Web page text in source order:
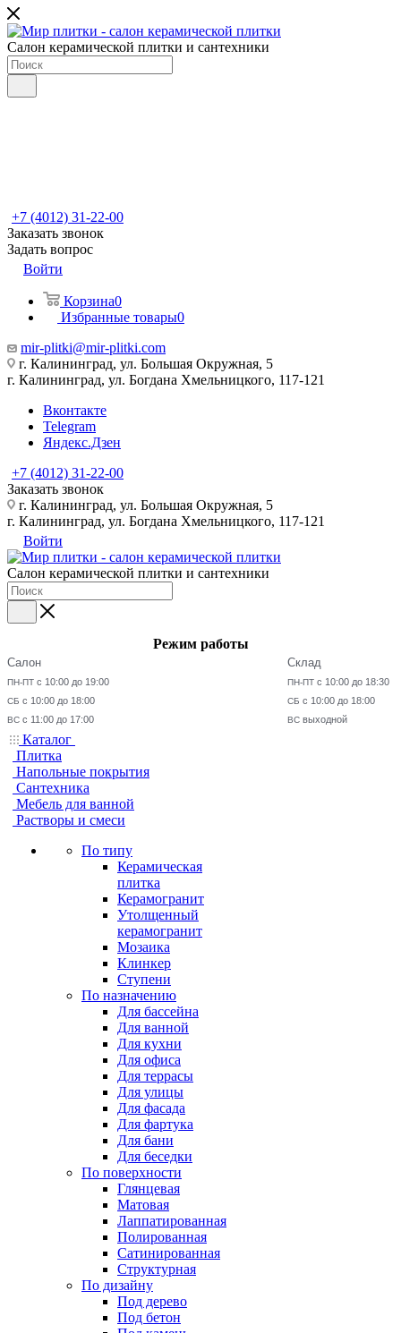
Салон керамической плитки и сантехники
+7 (4012) 31-22-00
Заказать звонок
Задать вопрос
Войти
Корзина0
Избранные товары0
mir-plitki@mir-plitki.com
г. Калининград, ул. Большая Окружная, 5
г. Калининград, ул. Богдана Хмельницкого, 117-121
Вконтакте
Telegram
Яндекс.Дзен
+7 (4012) 31-22-00
Заказать звонок
г. Калининград, ул. Большая Окружная, 5
г. Калининград, ул. Богдана Хмельницкого, 117-121
Войти
Салон керамической плитки и сантехники
Режим работы
Салон
ПН-ПТ с 10:00 до 19:00
СБ с 10:00 до 18:00
ВС с 11:00 до 17:00
Склад
ПН-ПТ с 10:00 до 18:30
СБ с 10:00 до 18:00
ВС выходной
Каталог
Плитка
Напольные покрытия
Сантехника
Мебель для ванной
Растворы и смеси
По типу
Керамическая
плитка
Керамогранит
Утолщенный
керамогранит
Мозаика
Клинкер
Ступени
По назначению
Для бассейна
Для ванной
Для кухни
Для офиса
Для террасы
Для улицы
Для фасада
Для фартука
Для бани
Для беседки
По поверхности
Глянцевая
Матовая
Лаппатированная
Полированная
Сатинированная
Структурная
По дизайну
Под дерево
Под бетон